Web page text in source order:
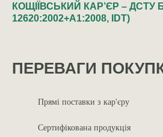
КОЩІЇВСЬКИЙ КАР’ЄР – ДСТУ Б
12620:2002+A1:2008, IDT)
ПЕРЕВАГИ
Прямі поставки з кар'єру
Сертифікована продукція